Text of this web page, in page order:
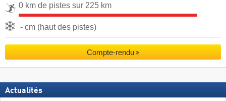
0 km de pistes sur 225 km
- cm (haut des pistes)
Compte-rendu
Actualités